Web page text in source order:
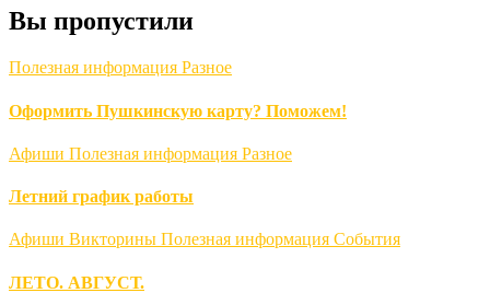
Вы пропустили
Полезная информация Разное
Оформить Пушкинскую карту? Поможем!
Афиши Полезная информация Разное
Летний график работы
Афиши Викторины Полезная информация События
ЛЕТО. АВГУСТ.